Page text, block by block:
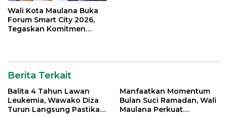
Wali Kota Maulana Buka
Forum Smart City 2026,
Tegaskan Komitmen
Berita Terkait
Balita 4 Tahun Lawan
Leukemia, Wawako Diza
Turun Langsung Pastikan
Manfaatkan Momentum
Bulan Suci Ramadan, Wali
Maulana Perkuat